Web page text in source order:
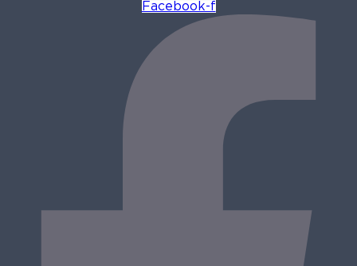
Facebook-f